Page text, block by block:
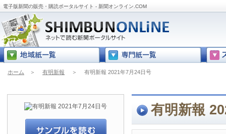
電子版新聞の販売・購読ポータルサイト - 新聞オンライン.COM
ホーム ＞ 有明新報 ＞ 有明新報 2021年7月24日号
有明新報